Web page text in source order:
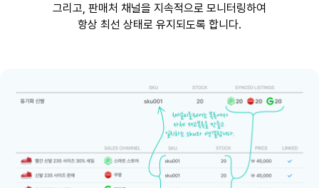
그리고, 판매처 채널을 지속적으로 모니터링하여
항상 최선 상태로 유지되도록 합니다.